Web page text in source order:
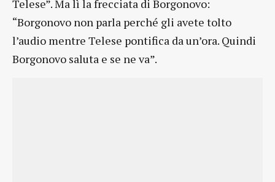
Telese”. Ma lì la frecciata di Borgonovo:
“Borgonovo non parla perché gli avete tolto
l’audio mentre Telese pontifica da un’ora. Quindi
Borgonovo saluta e se ne va”.